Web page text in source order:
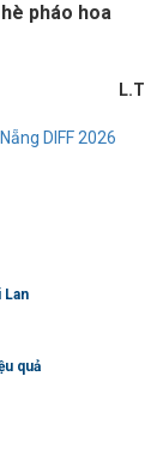
pháo hoa
L.T
DIFF 2026
Lan
quả